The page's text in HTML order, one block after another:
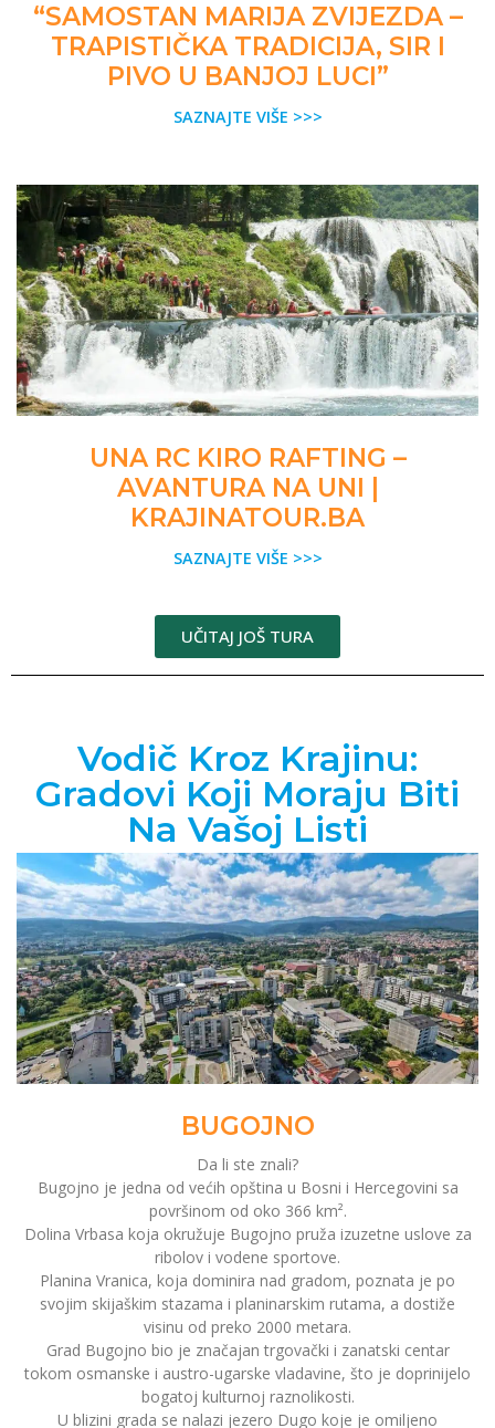
“SAMOSTAN MARIJA ZVIJEZDA –
TRAPISTIČKA TRADICIJA, SIR I
PIVO U BANJOJ LUCI”
SAZNAJTE VIŠE >>>
UNA RC KIRO RAFTING –
AVANTURA NA UNI |
KRAJINATOUR.BA
SAZNAJTE VIŠE >>>
UČITAJ JOŠ TURA
Vodič Kroz Krajinu:
Gradovi Koji Moraju Biti
Na Vašoj Listi
BUGOJNO
Da li ste znali?
Bugojno je jedna od većih opština u Bosni i Hercegovini sa
površinom od oko 366 km².
Dolina Vrbasa koja okružuje Bugojno pruža izuzetne uslove za
ribolov i vodene sportove.
Planina Vranica, koja dominira nad gradom, poznata je po
svojim skijaškim stazama i planinarskim rutama, a dostiže
visinu od preko 2000 metara.
Grad Bugojno bio je značajan trgovački i zanatski centar
tokom osmanske i austro-ugarske vladavine, što je doprinijelo
bogatoj kulturnoj raznolikosti.
U blizini grada se nalazi jezero Dugo koje je omiljeno